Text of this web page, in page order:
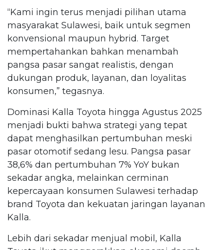
“Kami ingin terus menjadi pilihan utama
masyarakat Sulawesi, baik untuk segmen
konvensional maupun hybrid. Target
mempertahankan bahkan menambah
pangsa pasar sangat realistis, dengan
dukungan produk, layanan, dan loyalitas
konsumen,” tegasnya.
Dominasi Kalla Toyota hingga Agustus 2025
menjadi bukti bahwa strategi yang tepat
dapat menghasilkan pertumbuhan meski
pasar otomotif sedang lesu. Pangsa pasar
38,6% dan pertumbuhan 7% YoY bukan
sekadar angka, melainkan cerminan
kepercayaan konsumen Sulawesi terhadap
brand Toyota dan kekuatan jaringan layanan
Kalla.
Lebih dari sekadar menjual mobil, Kalla